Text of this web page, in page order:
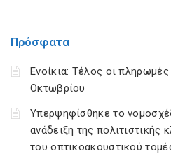
Πρόσφατα
Ενοίκια: Τέλος οι
Οκτωβρίου
Υπερψηφίσθηκε το
ανάδειξη της πολιτιστικής
του οπτικοακουστικού